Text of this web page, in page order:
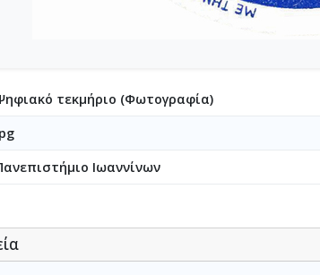
τεκμήριο (Φωτογραφία)
Ιωαννίνων